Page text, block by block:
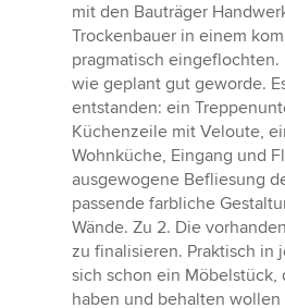
mit den Bauträger
Trockenbauer in einem
pragmatisch eingeflochten.
wie geplant gut geworde.
entstanden: ein
Küchenzeile mit Veloute,
Wohnküche, Eingang und
ausgewogene Befliesung
passende farbliche
Wände. Zu 2. Die
zu finalisieren. Praktisch in
sich schon ein Möbelstück,
haben und behalten wollen